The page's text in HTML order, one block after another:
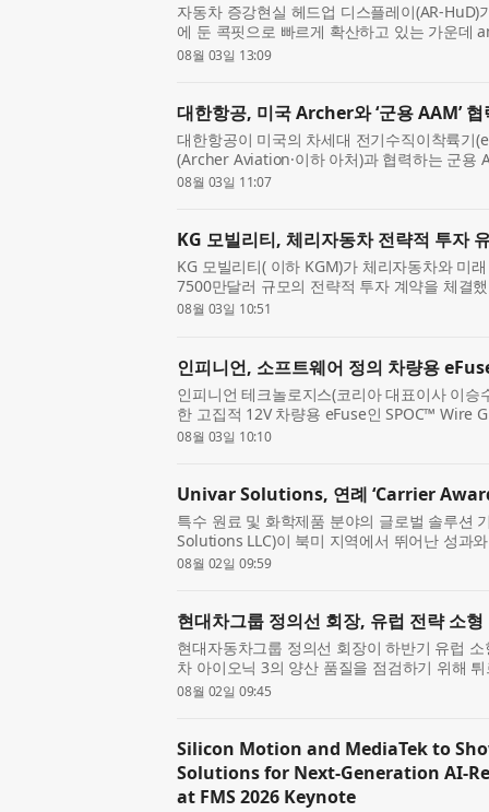
자동차 증강현실 헤드업 디스플레이(AR-
에 둔 콕핏으로 빠르게 확산하고 있는 가운데
AMS)은 AR-HuD 애플리케이션 구현을 위한 프
08월 03일 13:09
대한항공, 미국 Archer와 ‘군용 AAM’
대한항공이 미국의 차세대 전기수직이착륙기
(Archer Aviation·이하 아처)과 협력하는 군
공 모빌리티) 사업이 국내 방산업계의 주목을
08월 03일 11:07
KG 모빌리티, 체리자동차 전략적 투자
KG 모빌리티( 이하 KGM)가 체리자동차와 미
7500만달러 규모의 전략적 투자 계약을 체결
드 하얏트 서울 호텔에서 열린 ‘글로벌 동반성
08월 03일 10:51
인피니언, 소프트웨어 정의 차량용
인피니언 테크놀로지스(코리아 대표이사 이승
한 고집적 12V 차량용 eFuse인 SPOC™ Wire
다. 자동차용 차세대 전력 분배 솔루션인 이
08월 03일 10:10
Univar Solutions, 연례 ‘Carrier
특수 원료 및 화학제품 분야의 글로벌 솔루션
Solutions LLC)이 북미 지역에서 뛰어난 성과
있는 운송 서비스를 제공한 운송 파트너를 선
08월 02일 09:59
현대차그룹 정의선 회장, 유럽 전략 소
현대자동차그룹 정의선 회장이 하반기 유럽
차 아이오닉 3의 양산 품질을 점검하기 위해
은 지난 7월 30일(현지 시간) 이스탄불 인근
08월 02일 09:45
Silicon Motion and MediaTek to
Solutions for Next-Generation AI-
at FMS 2026 Keynote